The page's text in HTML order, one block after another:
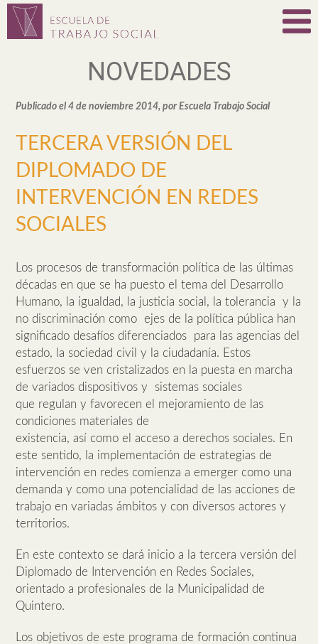
NOVEDADES
Publicado el 4 de noviembre 2014, por Escuela Trabajo Social
TERCERA VERSIÓN DEL
DIPLOMADO DE
INTERVENCIÓN EN REDES
SOCIALES
Los procesos de transformación política de las últimas
décadas en que se ha puesto el tema del Desarrollo
Humano, la igualdad, la justicia social, la tolerancia y la
no discriminación como ejes de la política pública han
significado desafíos diferenciados para las agencias del
estado, la sociedad civil y la ciudadanía. Estos
esfuerzos se ven cristalizados en la puesta en marcha
de variados dispositivos y sistemas sociales
que regulan y favorecen el mejoramiento de las
condiciones materiales de
existencia, así como el acceso a derechos sociales. En
este sentido, la implementación de estrategias de
intervención en redes comienza a emerger como una
demanda y como una potencialidad de las acciones de
trabajo en variadas ámbitos y con diversos actores y
territorios.
En este contexto se dará inicio a la tercera versión del
Diplomado de Intervención en Redes Sociales,
orientado a profesionales de la Municipalidad de
Quintero.
Los objetivos de este programa de formación continua